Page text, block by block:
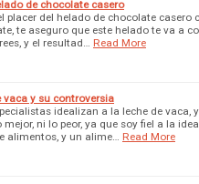
de chocolate casero
placer del helado de chocolate
te aseguro que este helado te va a
y el resultad…
Read More
vaca y su controversia
idealizan a la leche de vaca,
mejor, ni lo peor, ya que soy fiel a la
alimentos, y un alime…
Read More